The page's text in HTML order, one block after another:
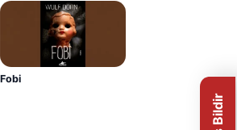
Fobi